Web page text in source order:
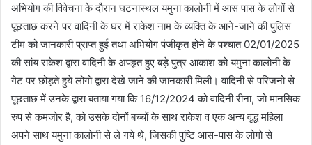
अभियोग की विवेचना के दौरान घटनास्थल यमुना कालोनी में आस पास के लोगों से
पूछताछ करने पर वादिनी के घर में राकेश नाम के व्यक्ति के आने-जाने की पुलिस
टीम को जानकारी प्राप्त हुई तथा अभियोग पंजीकृत होने के पश्चात 02/01/2025
की सांय राकेश द्वारा वादिनी के अपहृत हुए बड़े पुत्र आकाश को यमुना कालोनी के
गेट पर छोड़ते हुये लोगो द्वारा देखे जाने की जानकारी मिली। वादिनी से परिजनो से
पूछताछ में उनके द्वारा बताया गया कि 16/12/2024 को वादिनी रीना, जो मानसिक
रुप से कमजोर है, को उसके दोनों बच्चों के साथ राकेश व एक अन्य वृद्ध महिला
अपने साथ यमुना कालोनी से ले गये थे, जिसकी पुष्टि आस-पास के लोगो से